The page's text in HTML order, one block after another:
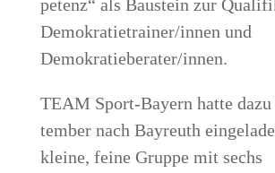
pe­tenz“ als Bau­stein zur
Demokratietrainer/innen und
Demokratieberater/innen.
TEAM Sport-Bay­ern hat­te
tem­ber nach Bay­reuth
klei­ne, fei­ne Grup­pe mit sechs